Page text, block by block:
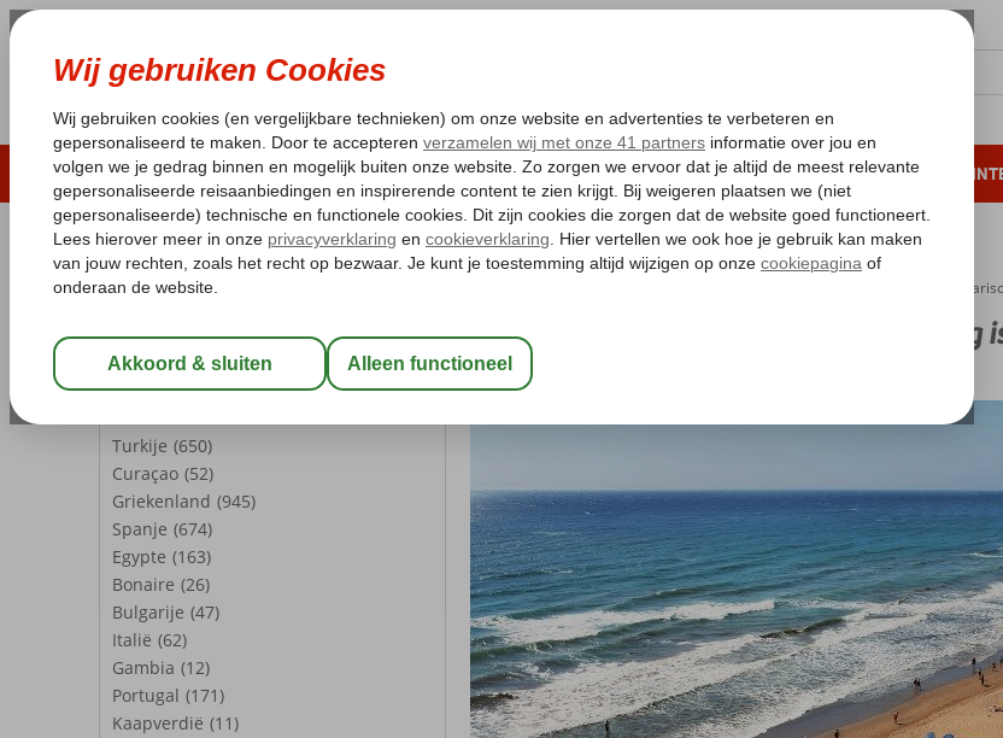
LAST MINUTE ZOMER 2026 ZONVAKANTIE VERRE REIZEN ALL INCLUSIVE
Pakketgarantie Laagsteprijsgarantie* Gratis annuleren*
REISGEZELSCHAP
Wijzig Reisgezelschap
Turkije (650)
Curaçao (52)
Griekenland (945)
Spanje (674)
Egypte (163)
Bonaire (26)
Bulgarije (47)
Italië (62)
Gambia (12)
Portugal (171)
Kaapverdië (11)
Vliegtijd Canarische Eilanden – Hoe lang is het vliegen naar de
Vliegtijd Canarische Eilanden – Hoe lang
Eilanden?